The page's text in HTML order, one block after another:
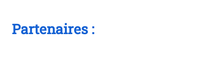
Partenaires :